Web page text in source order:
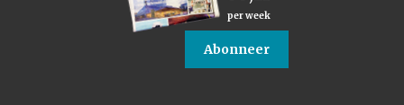
per week
Abonneer